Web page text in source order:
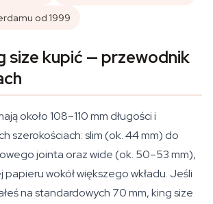
od 1999
size kupić — przewodnik
około 108–110 mm długości i
szerokościach: slim (ok. 44 mm) do
jointa oraz wide (ok. 50–53 mm),
papieru wokół większego wkładu. Jeśli
na standardowych 70 mm, king size